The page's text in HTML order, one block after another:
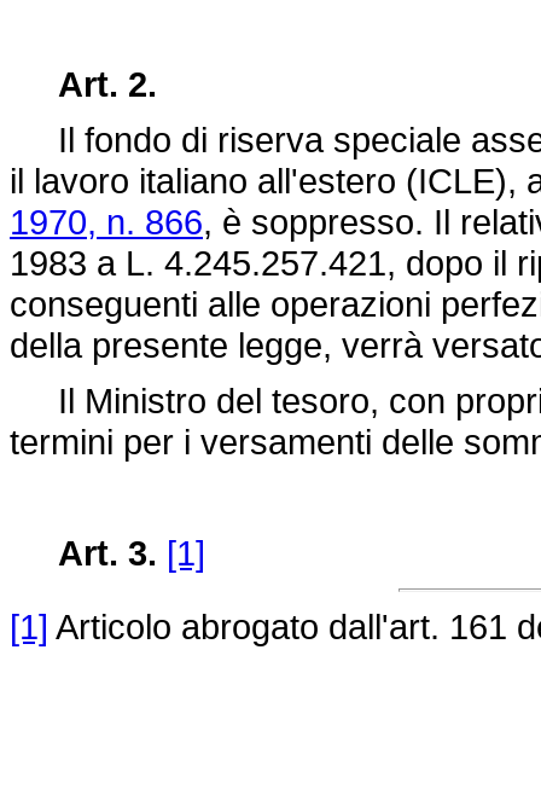
Art. 2.
Il fondo di riserva speciale
il lavoro italiano all'estero (ICLE),
1970, n. 866, è soppresso. Il
1983 a L. 4.245.257.421, dopo il
conseguenti alle operazioni
della presente legge, verrà
Il Ministro del tesoro, con
termini per i versamenti delle
Art. 3. [1]
[1] Articolo abrogato dall'art. 161